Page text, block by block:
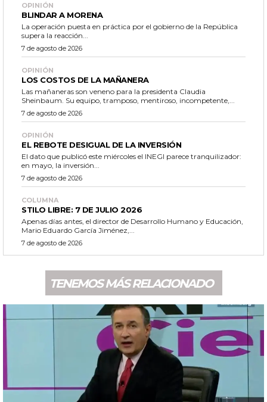
OPINIÓN
BLINDAR A MORENA
La operación puesta en práctica por el gobierno de la República
supera la reacción...
7 de agosto de 2026
OPINIÓN
LOS COSTOS DE LA MAÑANERA
Las mañaneras son veneno para la presidenta Claudia
Sheinbaum. Su equipo, tramposo, mentiroso, incompetente,...
7 de agosto de 2026
OPINIÓN
EL REBOTE DESIGUAL DE LA INVERSIÓN
El dato que publicó este miércoles el INEGI parece tranquilizador:
en mayo, la inversión...
7 de agosto de 2026
COLUMNA
STILO LIBRE: 7 DE JULIO 2026
Apenas días antes, el director de Desarrollo Humano y Educación,
Mario Eduardo García Jiménez,...
7 de agosto de 2026
TENEMOS MÁS RELACIONADO